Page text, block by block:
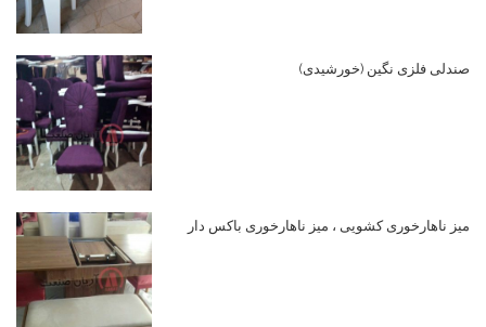
صندلی فلزی نگین (خورشیدی)
میز ناهارخوری کشویی ، میز ناهارخوری باکس دار